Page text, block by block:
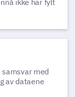
ikke har fylt
med
av dataene